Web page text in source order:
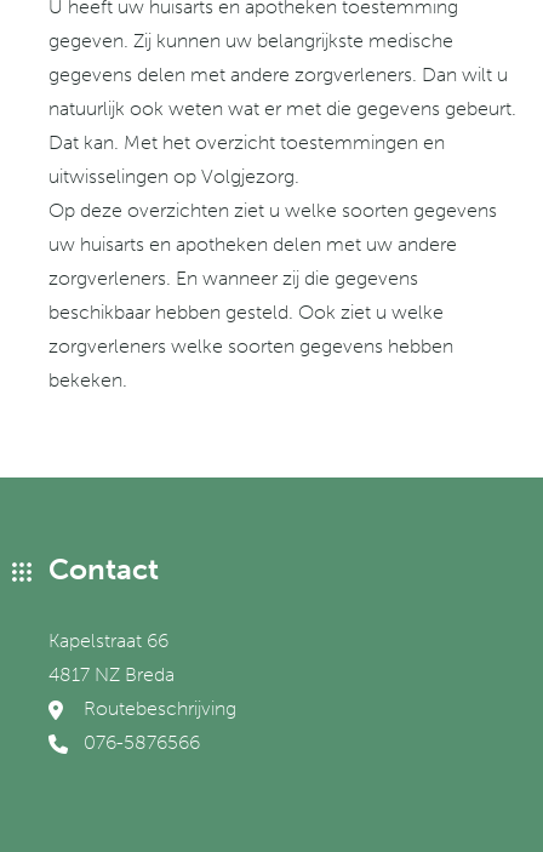
U heeft uw huisarts en apotheken toestemming
gegeven. Zij kunnen uw belangrijkste medische
gegevens delen met andere zorgverleners. Dan wilt u
natuurlijk ook weten wat er met die gegevens gebeurt.
Dat kan. Met het overzicht toestemmingen en
uitwisselingen op Volgjezorg.
Op deze overzichten ziet u welke soorten gegevens
uw huisarts en apotheken delen met uw andere
zorgverleners. En wanneer zij die gegevens
beschikbaar hebben gesteld. Ook ziet u welke
zorgverleners welke soorten gegevens hebben
bekeken.
Contact
Kapelstraat 66
4817 NZ Breda
Routebeschrijving
076-5876566